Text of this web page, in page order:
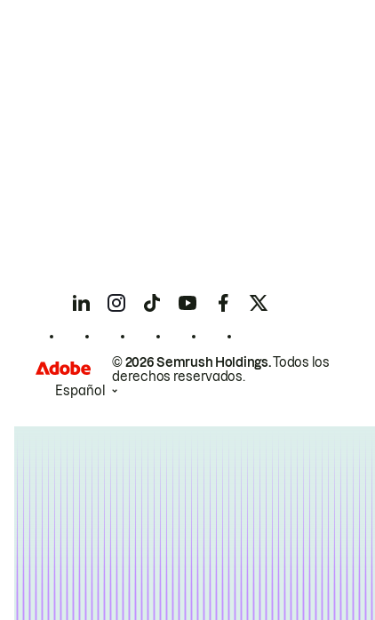
© 2026 Semrush Holdings.Todos los
derechos reservados.
Español